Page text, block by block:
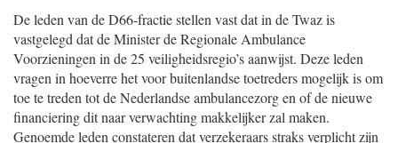
De leden van de D66-fractie stellen vast dat in de Twaz is
vastgelegd dat de Minister de Regionale Ambulance
Voorzieningen in de 25 veiligheidsregio’s aanwijst. Deze leden
vragen in hoeverre het voor buitenlandse toetreders mogelijk is om
toe te treden tot de Nederlandse ambulancezorg en of de nieuwe
financiering dit naar verwachting makkelijker zal maken.
Genoemde leden constateren dat verzekeraars straks verplicht zijn